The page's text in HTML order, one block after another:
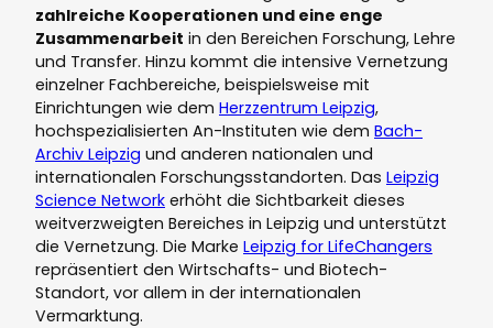
zahlreiche Kooperationen und eine enge
Zusammenarbeit in den Bereichen Forschung, Lehre
und Transfer. Hinzu kommt die intensive Vernetzung
einzelner Fachbereiche, beispielsweise mit
Einrichtungen wie dem Herzzentrum Leipzig,
hochspezialisierten An-Instituten wie dem Bach-
Archiv Leipzig und anderen nationalen und
internationalen Forschungsstandorten. Das Leipzig
Science Network erhöht die Sichtbarkeit dieses
weitverzweigten Bereiches in Leipzig und unterstützt
die Vernetzung. Die Marke Leipzig for LifeChangers
repräsentiert den Wirtschafts- und Biotech-
Standort, vor allem in der internationalen
Vermarktung.